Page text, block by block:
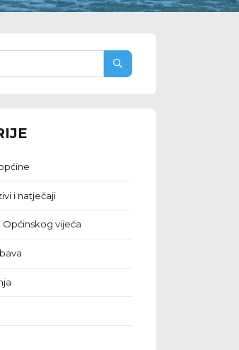
i natječaji
Općinskog vijeća